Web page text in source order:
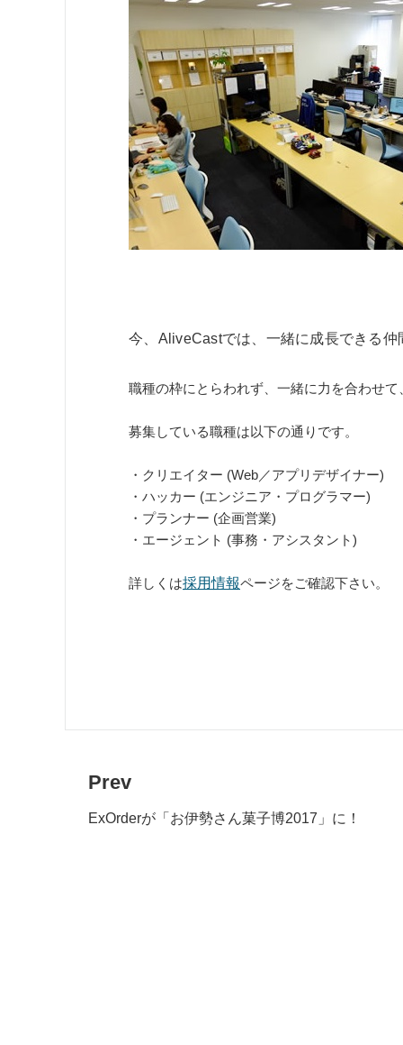
今、AliveCastでは、一緒に成長できる仲
職種の枠にとらわれず、一緒に力を合わせ
募集している職種は以下の通りです。
・クリエイター (Web／アプリデザイナー)
・ハッカー (エンジニア・プログラマー)
・プランナー (企画営業)
・エージェント (事務・アシスタント)
詳しくは採用情報ページをご確認下さい。
Prev
ExOrderが「お伊勢さん菓子博2017」に！